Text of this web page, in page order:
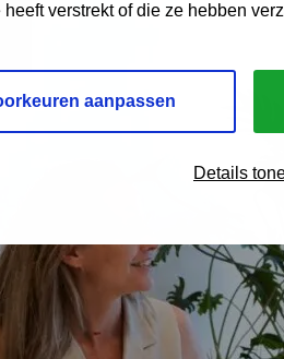
verstrekt of die ze hebben
aanpassen
Details